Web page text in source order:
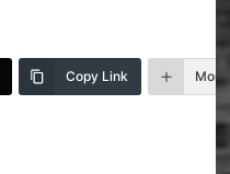
Copy Link More